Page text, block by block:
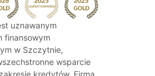
uznawanym
finansowym
w Szczytnie,
wsparcie
kredytów. Firma